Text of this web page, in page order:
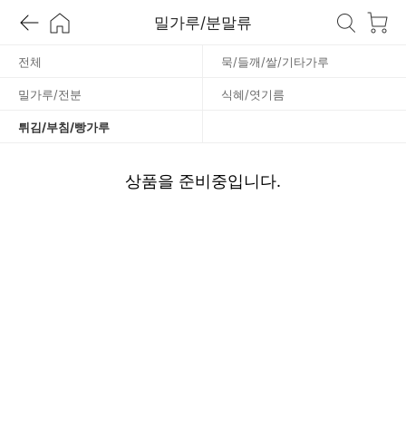
밀가루/분말류
전체 묵/들깨/쌀/기타가루
밀가루/전분 식혜/엿기름
튀김/부침/빵가루
상품을 준비중입니다.